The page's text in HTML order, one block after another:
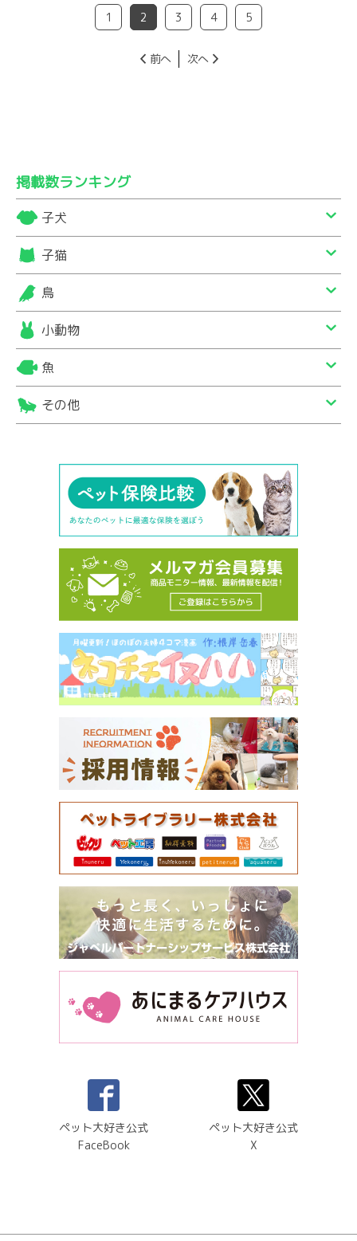
1 2 3 4 5
前へ 次へ
掲載数ランキング
子犬
子猫
鳥
小動物
魚
その他
ペット大好き公式
FaceBook
ペット大好き公式
X